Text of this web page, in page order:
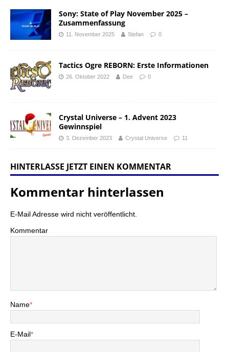
Sony: State of Play November 2025 –
Zusammenfassung
11. November 2025 Stefan 0
Tactics Ogre REBORN: Erste Informationen
26. Oktober 2022 Dee 0
Crystal Universe – 1. Advent 2023
Gewinnspiel
3. Dezember 2023 Crystal Universe 11
HINTERLASSE JETZT EINEN KOMMENTAR
Kommentar hinterlassen
E-Mail Adresse wird nicht veröffentlicht.
Kommentar
Name*
E-Mail*